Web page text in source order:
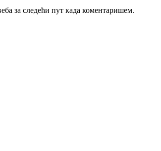
за следећи пут када коментаришем.